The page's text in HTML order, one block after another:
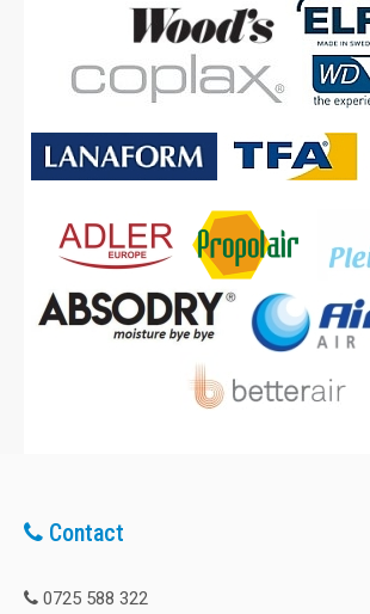
Contact
0725 588 322